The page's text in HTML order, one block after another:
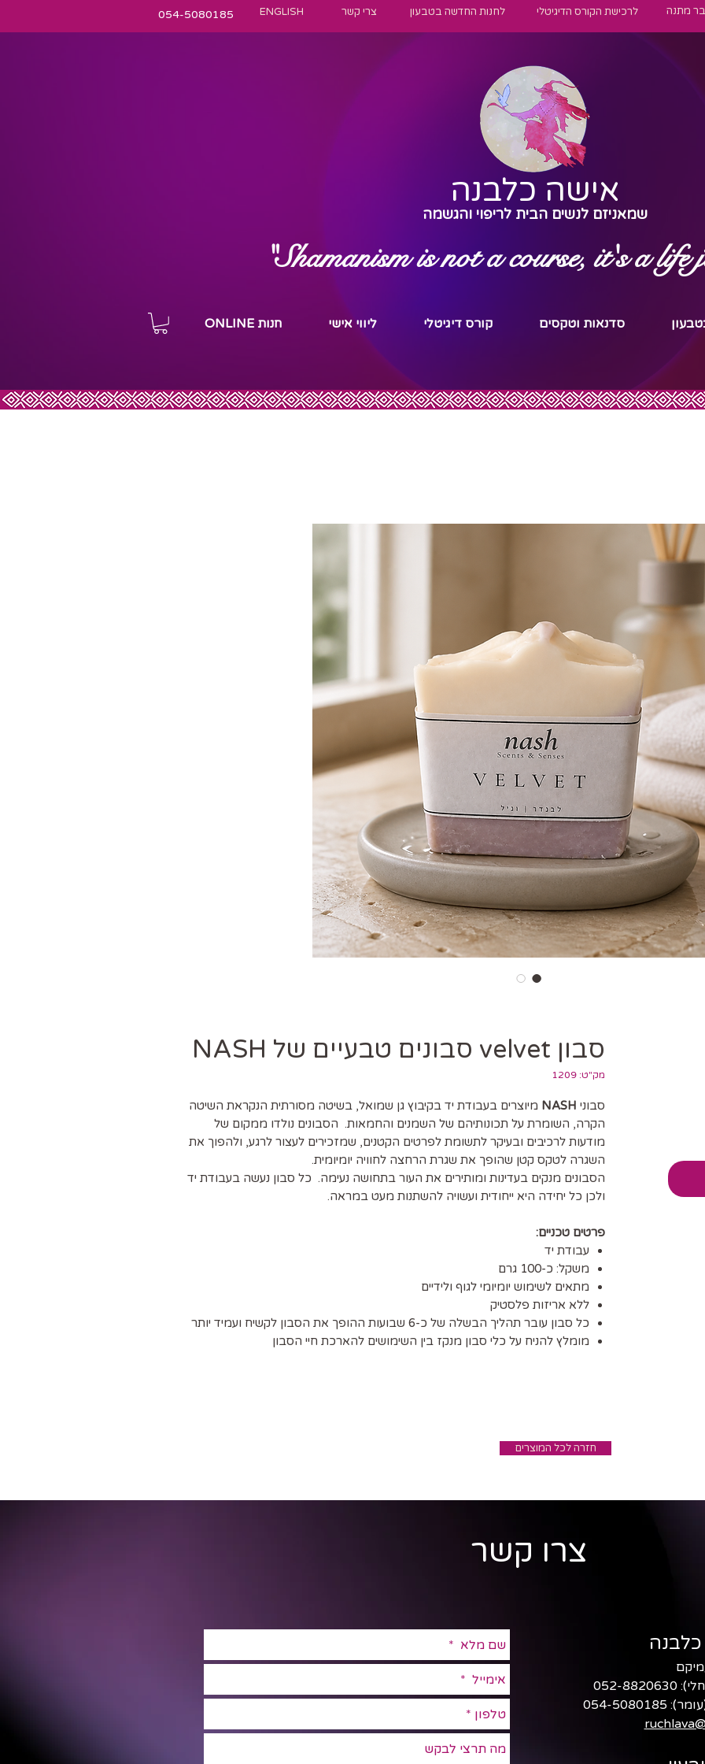
054-5080185 ENGLISH צרי קשר לחנות החדשה בטבעון לרכישת הקורס הדיגיטלי מתנה
שמאניזם לנשים הבית לריפוי והגשמה
אישה כלבנה
"Shamanism is not a course, it's a life
סדנאות וטקסים קורס דיגיטלי ליווי אישי חנות ONLINE
סבון velvet סבונים טבעיים של NASH
מק"ט: 1209
סבוני NASH מיוצרים בעבודת יד בקיבוץ גן שמואל, בשיטה מסורתית הנקראת השיטה
הקרה, השומרת על תכונותיהם של השמנים והחמאות. הסבונים נולדו ממקום של
מודעות לרכיבים ובעיקר לתשומת לפרטים הקטנים, שמזכירים לעצור לרגע, ולהפוך את
השגרה לטקס קטן שהופך את שגרת הרחצה לחוויה יומיומית.
הסבונים מנקים בעדינות ומותירים את העור בתחושה נעימה. כל סבון נעשה בעבודת יד
ולכן כל יחידה היא ייחודית ועשויה להשתנות מעט במראה.
פרטים טכניים:
עבודת יד
משקל: כ-100 גרם
מתאים לשימוש יומיומי לגוף ולידיים
ללא אריזות פלסטיק
כל סבון עובר תהליך הבשלה של כ-6 שבועות ההופך את הסבון לקשיח ועמיד יותר
מומלץ להניח על כלי סבון מנקז בין השימושים להארכת חיי הסבון
חזרה לכל המוצרים
צרו קשר
052-8820630
(עומר):054-5080185